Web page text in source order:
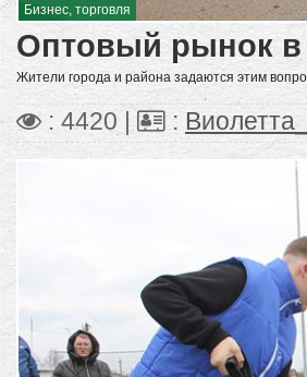
Бизнес, торговля
Оптовый рынок в
Жители города и района задаются этим
: 4420 | :